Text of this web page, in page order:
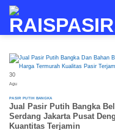
content
30
Agu
PASIR PUTIH BANGKA
Jual Pasir Putih Bangka
Serdang Jakarta Pusat
Kuantitas Terjamin